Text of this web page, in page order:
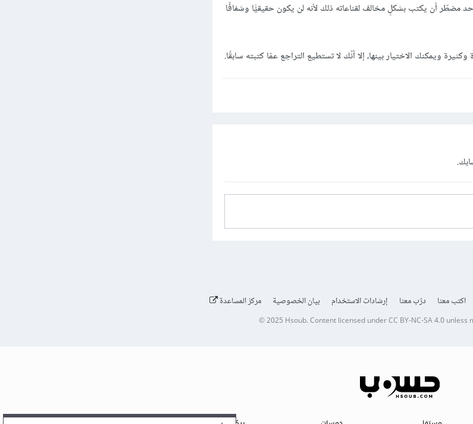
مضطّر أن يكتب بشكلٍ مخالف لقناعاته ذلك لأنه لن يكون حقيقيًّا وشفافًا
ويمكنك الاختيار بينها، إلا أنّك لا تستطيع التراجع عمّا كتبته سابقًا.
اكتب معنا درّب معنا إرشادات الاستخدام بيان الخصوصية مركز المساعدة
© 2025 Hsoub.Content licensed underCC BY-NC-SA 4.0unless